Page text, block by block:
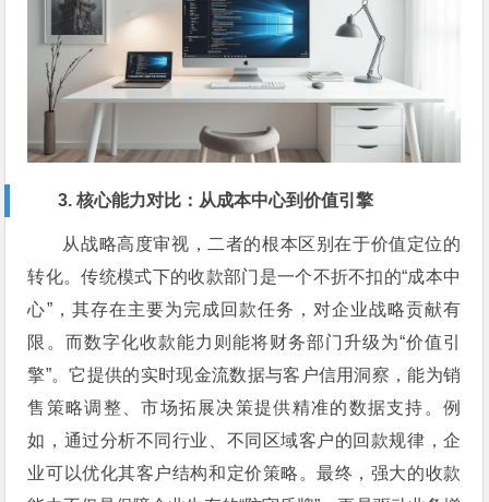
3. 核心能力对比：从成本中心到价值引擎
从战略高度审视，二者的根本区别在于价值定位的
转化。传统模式下的收款部门是一个不折不扣的“成本中
心”，其存在主要为完成回款任务，对企业战略贡献有
限。而数字化收款能力则能将财务部门升级为“价值引
擎”。它提供的实时现金流数据与客户信用洞察，能为销
售策略调整、市场拓展决策提供精准的数据支持。例
如，通过分析不同行业、不同区域客户的回款规律，企
业可以优化其客户结构和定价策略。最终，强大的收款